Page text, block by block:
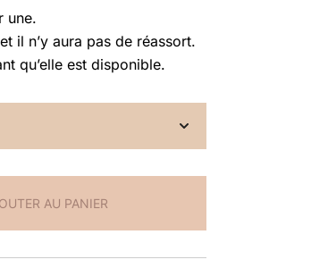
une.
il n’y aura pas de réassort.
qu’elle est disponible.
AU PANIER